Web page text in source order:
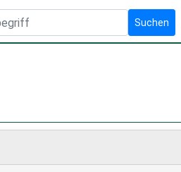
Suchen